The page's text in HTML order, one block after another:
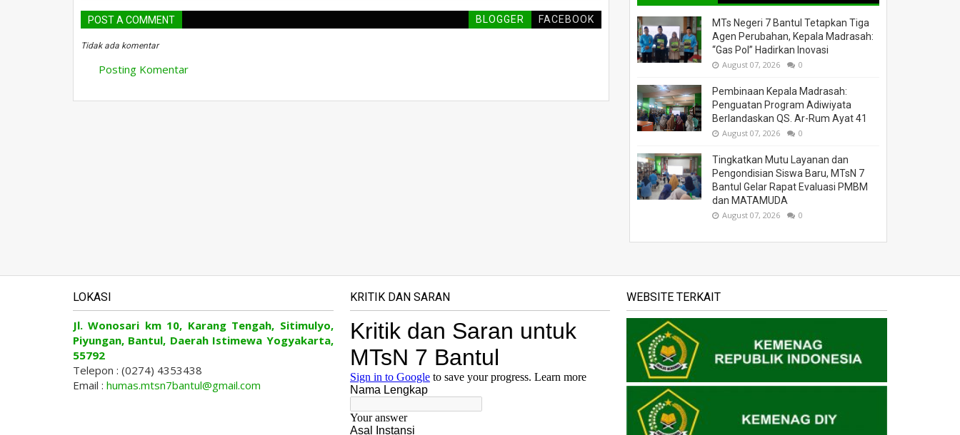
POST A COMMENT BLOGGER FACEBOOK
Tidak ada komentar
Posting Komentar
MTs Negeri 7 Bantul Tetapkan Tiga
Agen Perubahan, Kepala Madrasah:
“Gas Pol” Hadirkan Inovasi
August 07, 2026 0
Pembinaan Kepala Madrasah:
Penguatan Program Adiwiyata
Berlandaskan QS. Ar-Rum Ayat 41
August 07, 2026 0
Tingkatkan Mutu Layanan dan
Pengondisian Siswa Baru, MTsN 7
Bantul Gelar Rapat Evaluasi PMBM
dan MATAMUDA
August 07, 2026 0
LOKASI
Jl. Wonosari km 10, Karang Tengah, Sitimulyo,
Piyungan, Bantul, Daerah Istimewa Yogyakarta,
55792
Telepon : (0274) 4353438
Email : humas.mtsn7bantul@gmail.com
KRITIK DAN SARAN WEBSITE TERKAIT